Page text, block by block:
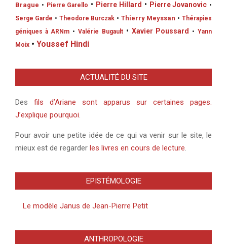
Brague • Pierre Garello • Pierre Hillard • Pierre Jovanovic •
Serge Garde • Theodore Burczak • Thierry Meyssan • Thérapies
géniques à ARNm • Valérie Bugault • Xavier Poussard • Yann
Moix • Youssef Hindi
ACTUALITÉ DU SITE
Des fils d’Ariane sont apparus sur certaines pages.
J’explique pourquoi.
Pour avoir une petite idée de ce qui va venir sur le site, le
mieux est de regarder les livres en cours de lecture.
EPISTÉMOLOGIE
Le modèle Janus de Jean-Pierre Petit
ANTHROPOLOGIE